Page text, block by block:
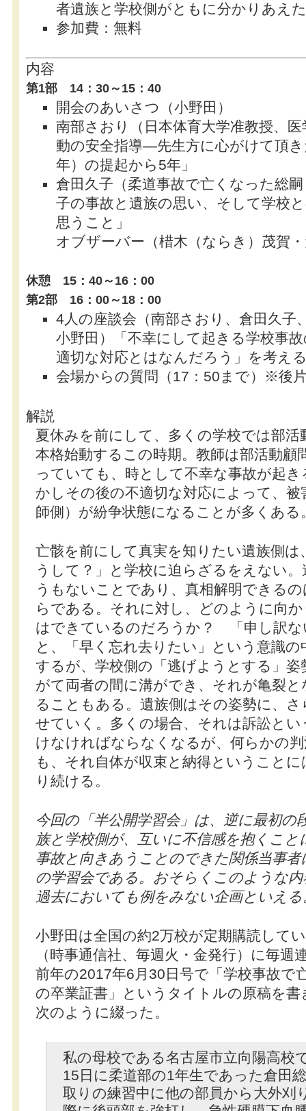
者遺族と学校側がともに分かりあえ
参加費：無料
内容
第1部 14：30～15：40
開会のあいさつ（小野田）
南部さおり（日本体育大学准教授、
動の安全指導―先生方に心がけて頂
年）の提起から5年」
倉田久子（柔道事故で亡くなった総
子の事故と遺族の思い、そして学校
思うこと」
オブザーバー（棤木（ならき）茂賀
休憩 15：40～16：00
第2部 16：00～18：00
4人の座談会（南部さおり、倉田久子
小野田）「不幸にして起きる学校事
適切な対応とはなんだろう」を考え
会場からの質問（17：50まで）※後
解説
夏休みを前にして、多くの学校では部活
本格始動するこの時期。教師は部活動顧
っていても、時として不幸な事故が起
かしその後の不適切な対応によって、被
師側）が紛争状態になることが多くある
亡骸を前にして真実を知りたい遺族側は
うして？」と学校に迫らざるをえない
うもないことであり、真相解明できる
らである。それに対し、どのように向
はできているのだろうか？ 「申し訳な
と、「早く忘れ去りたい」という意識
するが、学校側の「逃げようとする」姿
がて両者の間に溝ができ、それが亀裂
ることもある。遺族側はその姿勢に、
せていく。多くの場合、それは訴訟と
けなければならなくなるが、何らかの
も、それ自体が収束と納得ということ
り続ける。
今回の「半公開学習会」は、逆に最初の
族と学校側が、互いに不信感を抱くこ
事故と向きあうことのできた関係当事
の学習会である。おそらくこのような
過去においても例をみない企画といえる
小野田は全国の約2万校が定期購読して
（時事通信社、毎週火・金発行）に毎週
前年の2017年6月30日号で「学校事故で
の卒業証書」というタイトルの原稿を書
次のように綴った。
私の母校である名古屋市立向陽高校
15日に柔道部の1年生であった倉田
取りの練習中に他の部員から大外刈